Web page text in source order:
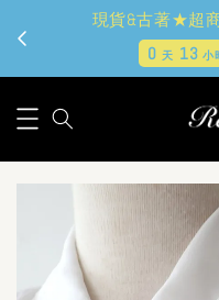
現貨&古著★超
0 天 13 小